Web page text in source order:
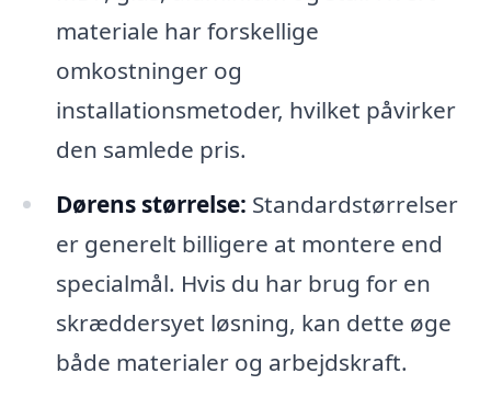
materiale har forskellige
omkostninger og
installationsmetoder, hvilket påvirker
den samlede pris.
Dørens størrelse: Standardstørrelser
er generelt billigere at montere end
specialmål. Hvis du har brug for en
skræddersyet løsning, kan dette øge
både materialer og arbejdskraft.